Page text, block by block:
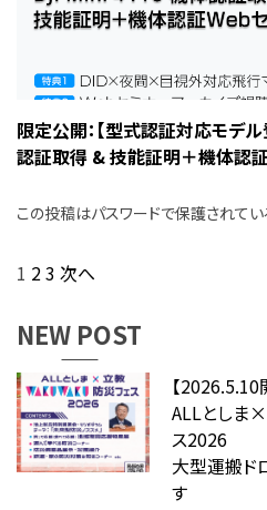
限定公開：【型式認証対応モデル登場】 DJI Mini 4
認証取得 & 技能証明＋機体認
この投稿はパスワードで保護されて
1 23 次へ
NEW POST
【2026.5.10
ALLとしま
ス2026
大型運搬ド
す